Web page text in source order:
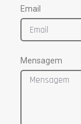
Email
Mensagem